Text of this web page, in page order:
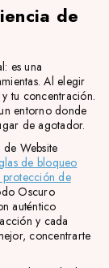
de
es una
Al elegir
tu concentración.
entorno donde
de agotador.
Website
de bloqueo
protección de
Oscuro
auténtico
y cada
concentrarte